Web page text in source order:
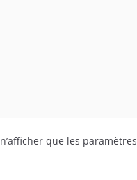
que les paramètres